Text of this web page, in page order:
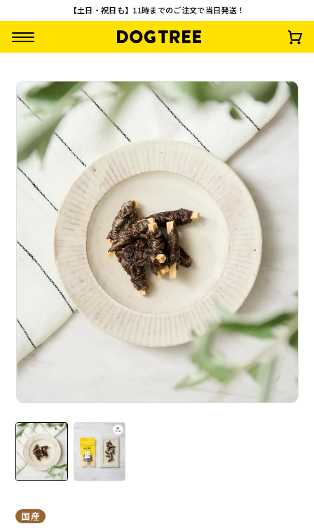
【土日・祝日も】11時までのご注文で当日発送！
馬肉巻きチーズ
(税込)
一口角切り 馬肉チ
ーズ
¥ 891 (税込)
一口角切り 鹿肉チ
¥990 (税込)
ささみ巻きチーズ
1,496
トッピング
国産